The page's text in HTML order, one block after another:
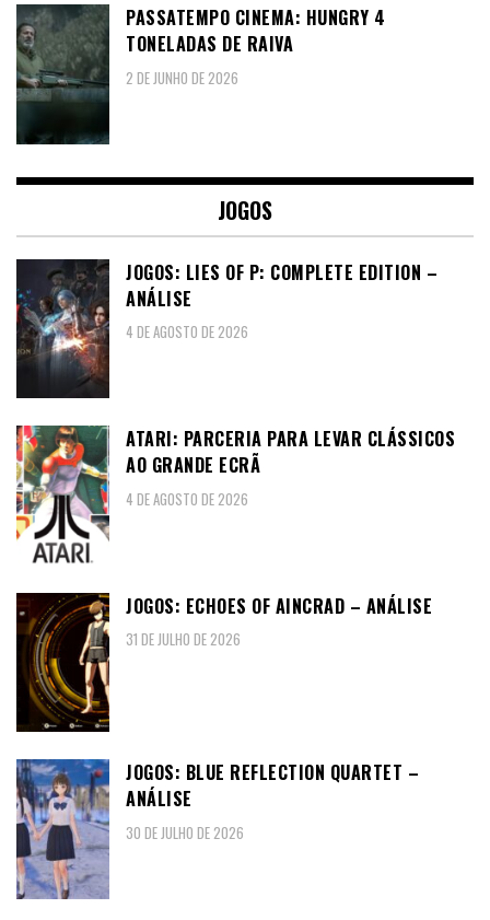
PASSATEMPO CINEMA: HUNGRY 4
TONELADAS DE RAIVA
2 DE JUNHO DE 2026
JOGOS
JOGOS: LIES OF P: COMPLETE EDITION –
ANÁLISE
4 DE AGOSTO DE 2026
ATARI: PARCERIA PARA LEVAR CLÁSSICOS
AO GRANDE ECRÃ
4 DE AGOSTO DE 2026
JOGOS: ECHOES OF AINCRAD – ANÁLISE
31 DE JULHO DE 2026
JOGOS: BLUE REFLECTION QUARTET –
ANÁLISE
30 DE JULHO DE 2026